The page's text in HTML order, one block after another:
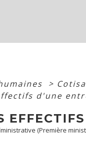
>
d'une
(Première